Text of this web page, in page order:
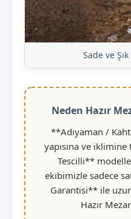
Sade ve
Neden Hazır
**Adıyaman /
yapısına ve
Tescilli**
ekibimizle sadece
Garantisi** ile
Hazır